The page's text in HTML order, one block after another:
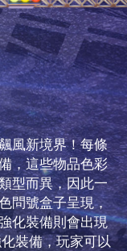
風新境界！每條
，這些物品色彩
型而異，因此一
問號盒子呈現，
化裝備則會出現
裝備，玩家可以